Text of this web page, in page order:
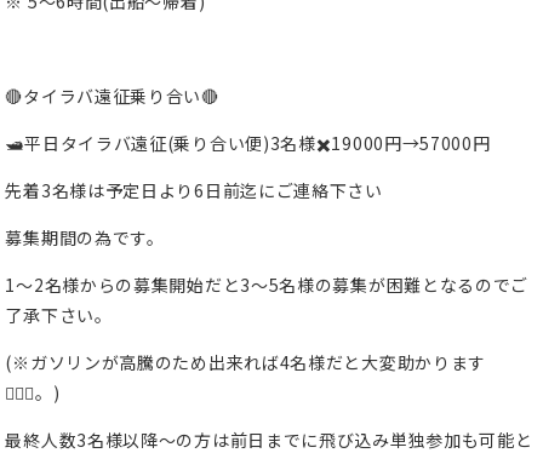
🔴タイラバ遠征乗り合い🔴
🛥️平日タイラバ遠征(乗り合い便)3名様✖️19000円→57000円
先着3名様は予定日より6日前迄にご連絡下さい
募集期間の為です。
1〜2名様からの募集開始だと3〜5名様の募集が困難となるのでご
了承下さい。
(※ガソリンが高騰のため出来れば4名様だと大変助かります
🙇🏻‍♂️。)
最終人数3名様以降〜の方は前日までに飛び込み単独参加も可能と